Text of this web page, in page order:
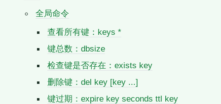
全局命令
查看所有键：keys *
键总数：dbsize
检查键是否存在：exists key
删除键：del key [key ...]
键过期：expire key seconds ttl key